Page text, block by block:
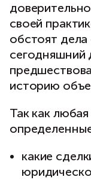
своей
обстоят
сегодняшний
историю
Так как
какие